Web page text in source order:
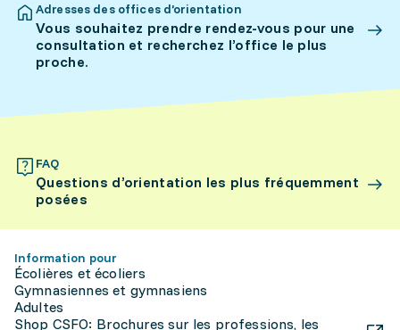
Adresses des offices d’orientation
Vous souhaitez prendre rendez-vous pour une
consultation et recherchez l’office le plus
proche.
FAQ
Questions d’orientation les plus fréquemment
posées
Information pour
Écolières et écoliers
Gymnasiennes et gymnasiens
Adultes
Shop CSFO: Brochures sur les professions, les